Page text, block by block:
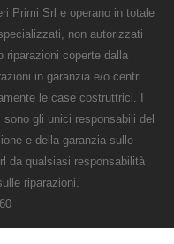
Primi Srl e operano in totale
non autorizzati
riparazioni coperte dalla
in garanzia e/o centri
le case costruttrici. I
gli unici responsabili del
e della garanzia sulle
da qualsiasi responsabilità
riparazioni.